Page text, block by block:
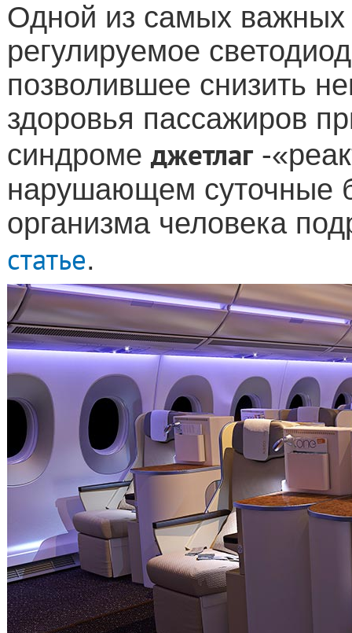
Одной из самых важных
регулируемое
позволившее снизить
здоровья пассажиров
синдроме джетлаг -
нарушающем суточные
организма человека
статье.